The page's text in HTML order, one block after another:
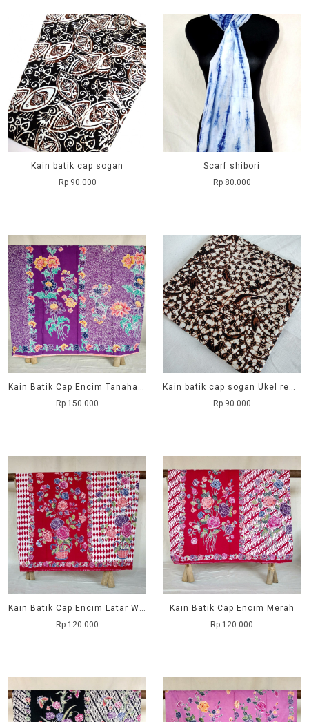
Kain batik cap sogan
Rp 90.000
Scarf shibori
Rp 80.000
Kain Batik Cap Encim Tanahan Ungu
Rp 150.000
Kain batik cap sogan Ukel remekan
Rp 90.000
Kain Batik Cap Encim Latar Wajik
Rp 120.000
Kain Batik Cap Encim Merah
Rp 120.000